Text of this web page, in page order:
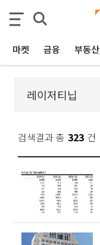
마켓 금융 부동산
검색결과 총 323 건